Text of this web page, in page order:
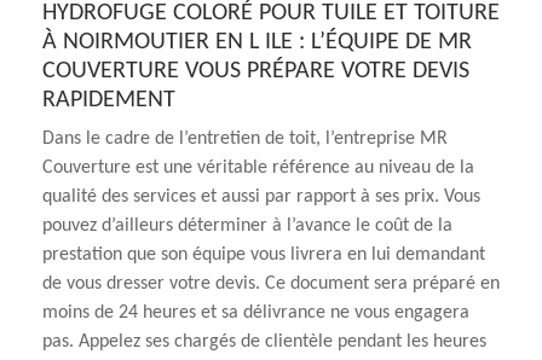
HYDROFUGE COLORÉ POUR TUILE ET TOITURE
À NOIRMOUTIER EN L ILE : L’ÉQUIPE DE MR
COUVERTURE VOUS PRÉPARE VOTRE DEVIS
RAPIDEMENT
Dans le cadre de l’entretien de toit, l’entreprise MR
Couverture est une véritable référence au niveau de la
qualité des services et aussi par rapport à ses prix. Vous
pouvez d’ailleurs déterminer à l’avance le coût de la
prestation que son équipe vous livrera en lui demandant
de vous dresser votre devis. Ce document sera préparé en
moins de 24 heures et sa délivrance ne vous engagera
pas. Appelez ses chargés de clientèle pendant les heures